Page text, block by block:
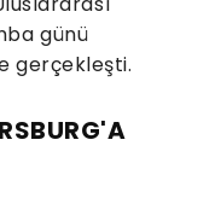
günü
gerçekleşti.